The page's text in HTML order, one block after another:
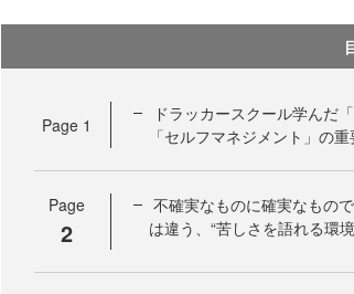
Page 1
ドラッカースクール学んだ
「セルフマネジメント」の重
Page
2
不確実なものに確実なもの
は違う、“苦しさを語れる環